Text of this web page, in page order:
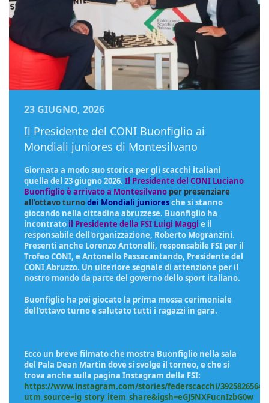
23 GIUGNO, 2026
Il Presidente del CONI Buonfiglio ai
Mondiali juniores di Montesilvano
Giornata a modo suo storica per gli scacchi italiani
quella del 23 giugno 2026. Il Presidente del CONI Luciano
Buonfiglioè arrivato a Montesilvano per presenziare
all'ottavo turnodei Mondiali junioresche si stanno
giocando nella cittadina abruzzese. Buonfiglio ha
incontrato il Presidente della FSI Luigi Maggi e il
responsabile dell'organizzazione, Roberto Mogranzini.
Presenti anche Lorenzo Antonelli, responsabile FSI per il
Trofeo CONI, e Antonello Passacantando, Presidente del
CONI Abruzzo. Un ulteriore segnale di attenzione per il
nostro mondo da parte del governo dello sport italiano.
Buonfiglio ha poi giocato la prima mossa cerimoniale
dell'ottavo turno e salutato tutti i ragazzi in gara.
Ecco un breve filmato che mostra Buonfiglio nella sala
del Pala Dean Martin dove si svolge il torneo, e che si
trova anche sulla pagina Instagram della FSI:
https://www.instagram.com/stories/federscacchi/
utm_source=ig_story_item_share&igsh=eGJ5NXFucnIzbG0w